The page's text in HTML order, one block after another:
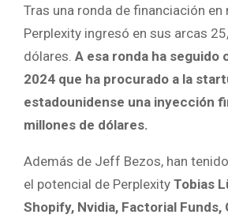
Tras una ronda de financiación
Perplexity ingresó en sus arcas
dólares. A esa ronda ha seguido
2024 que ha procurado a la
estadounidense una inyección
millones de dólares.
Además de Jeff Bezos, han
el potencial de Perplexity Tobias
Shopify, Nvidia, Factorial Funds,